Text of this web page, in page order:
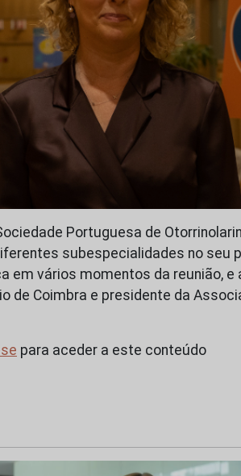
Portuguesa de
subespecialidades no seu
em vários momentos da reunião, e
de Coimbra e presidente da
para aceder a este conteúdo